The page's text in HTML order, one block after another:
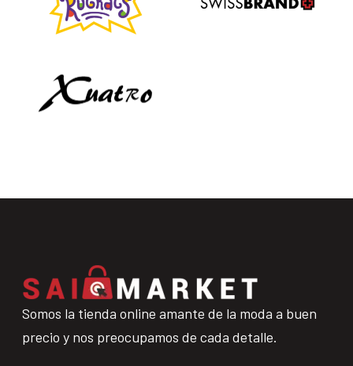
Somos la tienda online amante de la moda a buen
precio y nos preocupamos de cada detalle.